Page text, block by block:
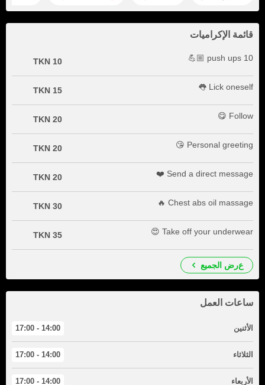
قائمة الإكراميات
10 push ups 💪🏼
10 TKN
Lick oneself 👅
15 TKN
Follow 😋
20 TKN
Personal greeting 😘
20 TKN
Send a direct message ❤️
20 TKN
Chest abs oil massage 🔥
30 TKN
Take off your underwear 😍
35 TKN
عرض الجميع
ساعات العمل
الأثنين 14:00 - 17:00
الثلاثاء 14:00 - 17:00
الأربعاء 14:00 - 17:00